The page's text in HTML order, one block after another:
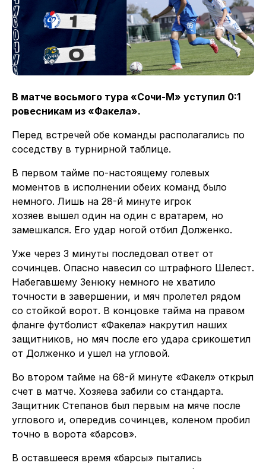
В матче восьмого тура «Сочи-М» уступил 0:1
ровесникам из «Факела».
Перед встречей обе команды располагались по
соседству в турнирной таблице.
В первом тайме по-настоящему голевых
моментов в исполнении обеих команд было
немного. Лишь на 28-й минуте игрок
хозяев вышел один на один с вратарем, но
замешкался. Его удар ногой отбил Долженко.
Уже через 3 минуты последовал ответ от
сочинцев. Опасно навесил со штрафного Шелест.
Набегавшему Зенюку немного не хватило
точности в завершении, и мяч пролетел рядом
со стойкой ворот. В концовке тайма на правом
фланге футболист «Факела» накрутил наших
защитников, но мяч после его удара срикошетил
от Долженко и ушел на угловой.
Во втором тайме на 68-й минуте «Факел» открыл
счет в матче. Хозяева забили со стандарта.
Защитник Степанов был первым на мяче после
углового и, опередив сочинцев, коленом пробил
точно в ворота «барсов».
В оставшееся время «барсы» пытались